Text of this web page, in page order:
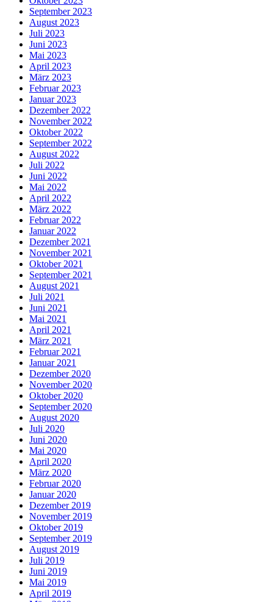
September 2023
August 2023
Juli 2023
Juni 2023
Mai 2023
April 2023
März 2023
Februar 2023
Januar 2023
Dezember 2022
November 2022
Oktober 2022
September 2022
August 2022
Juli 2022
Juni 2022
Mai 2022
April 2022
März 2022
Februar 2022
Januar 2022
Dezember 2021
November 2021
Oktober 2021
September 2021
August 2021
Juli 2021
Juni 2021
Mai 2021
April 2021
März 2021
Februar 2021
Januar 2021
Dezember 2020
November 2020
Oktober 2020
September 2020
August 2020
Juli 2020
Juni 2020
Mai 2020
April 2020
März 2020
Februar 2020
Januar 2020
Dezember 2019
November 2019
Oktober 2019
September 2019
August 2019
Juli 2019
Juni 2019
Mai 2019
April 2019